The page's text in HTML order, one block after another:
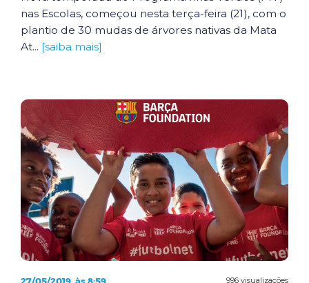
nas Escolas, começou nesta terça-feira (21), com o
plantio de 30 mudas de árvores nativas da Mata
At... [saiba mais]
996 visualizações
27/05/2019, às 8:59